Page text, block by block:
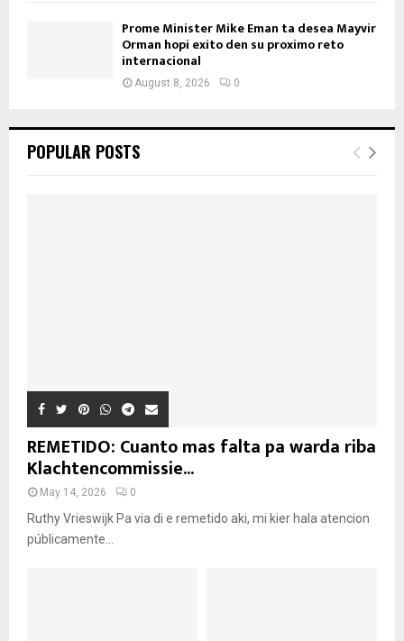
Prome Minister Mike Eman ta desea Mayvir
Orman hopi exito den su proximo reto
internacional
August 8, 2026 0
POPULAR POSTS
REMETIDO: Cuanto mas falta pa warda riba
Klachtencommissie...
May 14, 2026 0
Ruthy Vrieswijk Pa via di e remetido aki, mi kier hala atencion
públicamente...